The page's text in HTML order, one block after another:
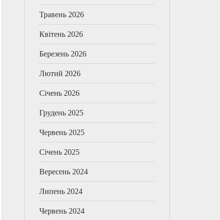
Травень 2026
Квітень 2026
Березень 2026
Лютий 2026
Січень 2026
Грудень 2025
Червень 2025
Січень 2025
Вересень 2024
Липень 2024
Червень 2024